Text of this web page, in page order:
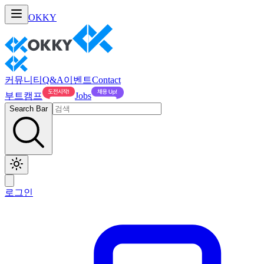
OKKY
커뮤니티 Q&A이벤트Contact
부트캠프
Jobs
Search Bar
로그인